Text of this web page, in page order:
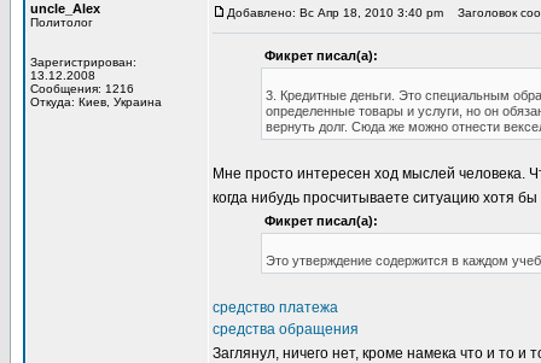
uncle_Alex
Политолог
Зарегистрирован:
13.12.2008
Сообщения: 1216
Откуда: Киев, Украина
Добавлено: Вс Апр 18, 2010 3:40 pm Заголовок
Фикрет писал(а):
3. Кредитные деньги. Это специальным
определенные товары и услуги, но он
вернуть долг. Сюда же можно отнести
Мне просто интересен ход мыслей человека.
когда нибудь просчитываете ситуацию хотя
Фикрет писал(а):
Это утверждение содержится в каждом
средство платежа
средства обращения
Заглянул, ничего нет, кроме намека что и то и